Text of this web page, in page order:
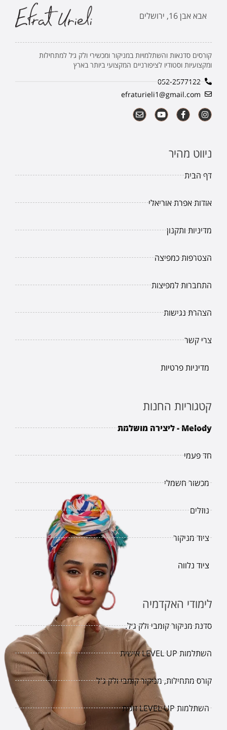
אבא אבן 16, ירושלים
קורסים סדנאות והשתלמויות במניקור ומכשירי ולק ג׳ל למתחילות
ומקצועיות וסטודיו לציפורניים המקצועי ביותר בארץ
052-2577122
efraturieli1@gmail.com
ניווט מהיר
דף הבית
אודות אפרת אוריאלי
מדיניות ותקנון
הצטרפות כמפיצה
התחברות למפיצות
הצהרת נגישות
צרי קשר
מדיניות פרטיות
קטגוריות החנות
Melody - ליצירה מושלמת
חד פעמי
מכשור חשמלי
נוזלים
ציוד מניקור
ציוד נלווה
לימודי האקדמיה
סדנת מניקור קומבי ולק ג׳ל.
השתלמות LEVEL UP אישית
קורס מתחילות, מניקור קומבי ולק ג'ל
השתלמות LEVEL UP זוגית